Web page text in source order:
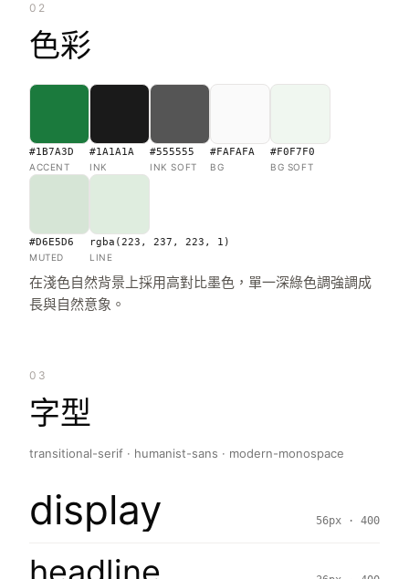
02
色彩
#1B7A3D
ACCENT
#1A1A1A
INK
#555555
INK SOFT
#FAFAFA
BG
#F0F7F0
BG SOFT
#D6E5D6
MUTED
rgba(223, 237, 223, 1)
LINE
在淺色自然背景上採用高對比墨色，單一深綠色調強調成
長與自然意象。
03
字型
transitional-serif · humanist-sans · modern-monospace
display 56px · 400